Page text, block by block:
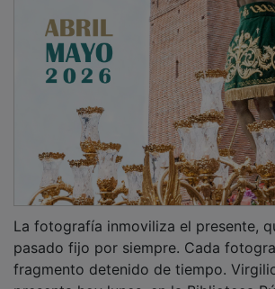
pasado fijo por siempre. Cada
fragmento detenido de tiempo. Virgilio
presenta hoy lunes, en la Biblioteca